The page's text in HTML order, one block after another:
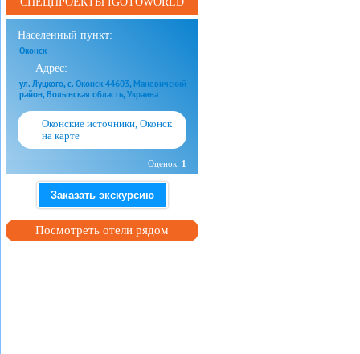
Населенный пункт:
Оконск
Адрес:
ул. Луцкого, с. Оконск 44603, Маневичский
район, Волынская область, Украина
Оконские источники, Оконск
на карте
Оценок: 1
Заказать экскурсию
Посмотреть отели рядом